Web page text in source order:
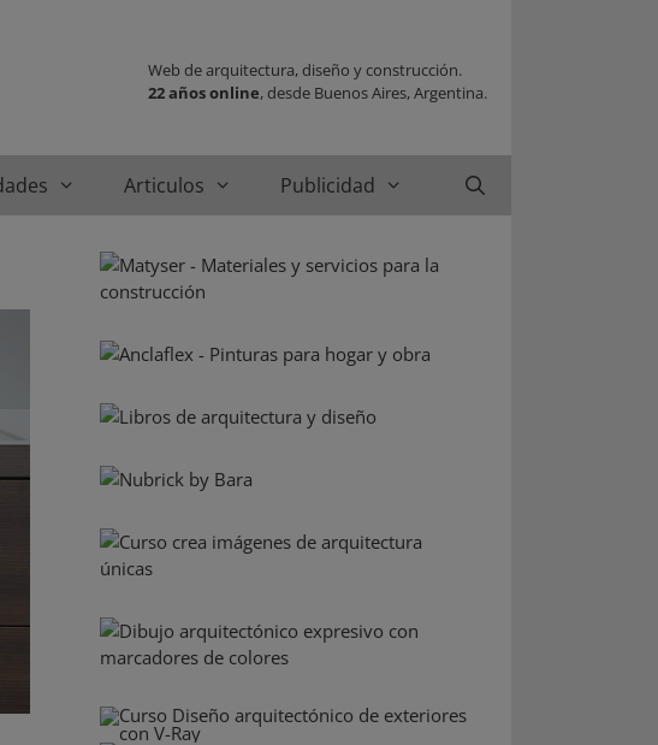
Web de arquitectura, diseño y construcción.
22 años online, desde Buenos Aires, Argentina.
Articulos Publicidad